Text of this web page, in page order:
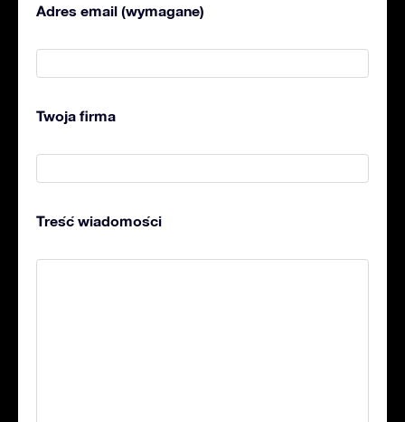
Adres email (wymagane)
Twoja firma
Treść wiadomości